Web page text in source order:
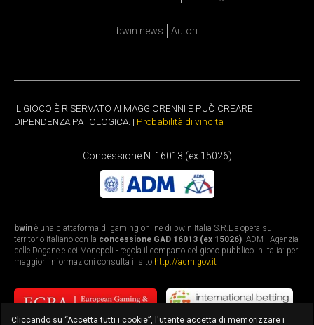
bwin news Autori
IL GIOCO È RISERVATO AI MAGGIORENNI E PUÒ CREARE
DIPENDENZA PATOLOGICA. | Probabilità di vincita
Concessione N. 16013 (ex 15026)
bwin è una piattaforma di gaming online di bwin Italia S.R.L e opera sul
territorio italiano con la concessione GAD 16013 (ex 15026). ADM - Agenzia
delle Dogane e dei Monopoli - regola il comparto del gioco pubblico in Italia: per
maggiori informazioni consulta il sito http://adm.gov.it
Cliccando su “Accetta tutti i cookie”, l'utente accetta di memorizzare i